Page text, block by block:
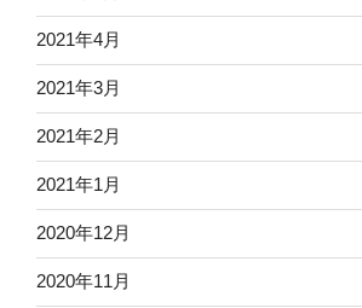
2021年4月
2021年3月
2021年2月
2021年1月
2020年12月
2020年11月